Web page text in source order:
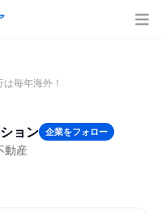
毎年海外！
ョン 企業をフォロー
動産